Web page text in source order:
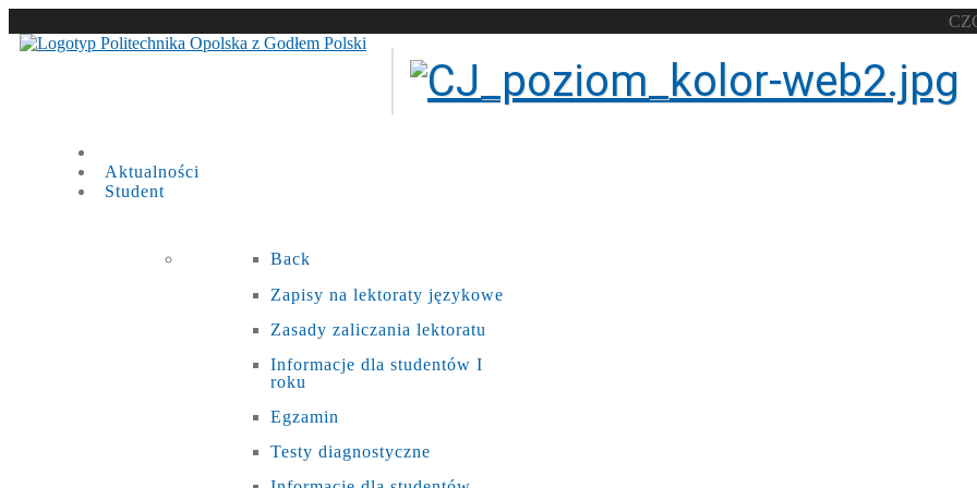
Aktualności
Student
Back
Zapisy na lektoraty językowe
Zasady zaliczania lektoratu
Informacje dla studentów I
roku
Egzamin
Testy diagnostyczne